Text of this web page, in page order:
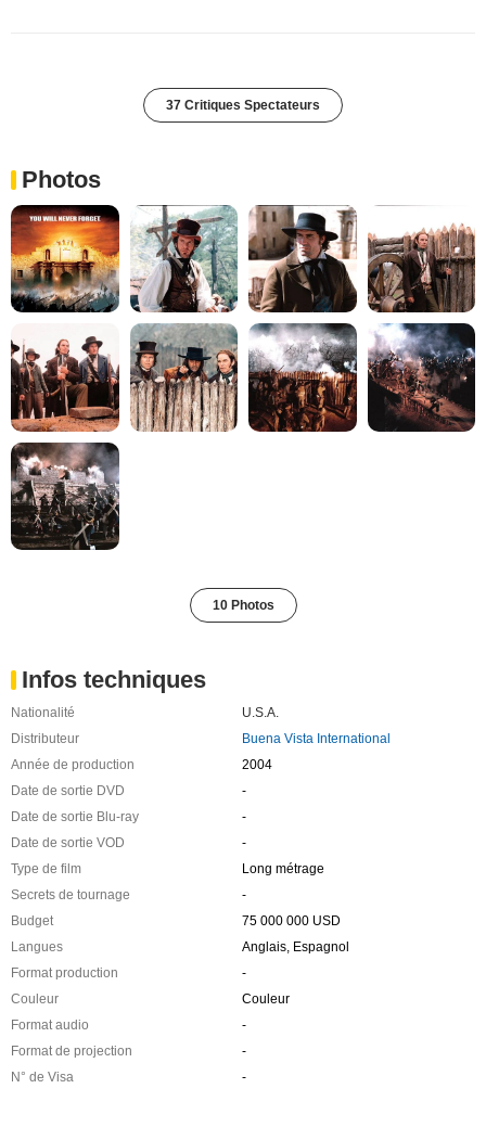
37 Critiques Spectateurs
Photos
10 Photos
Infos techniques
Nationalité
U.S.A.
Distributeur
Buena Vista International
Année de production
2004
Date de sortie DVD
-
Date de sortie Blu-ray
-
Date de sortie VOD
-
Type de film
Long métrage
Secrets de tournage
-
Budget
75 000 000 USD
Langues
Anglais, Espagnol
Format production
-
Couleur
Couleur
Format audio
-
Format de projection
-
N° de Visa
-